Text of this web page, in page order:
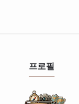
프로필